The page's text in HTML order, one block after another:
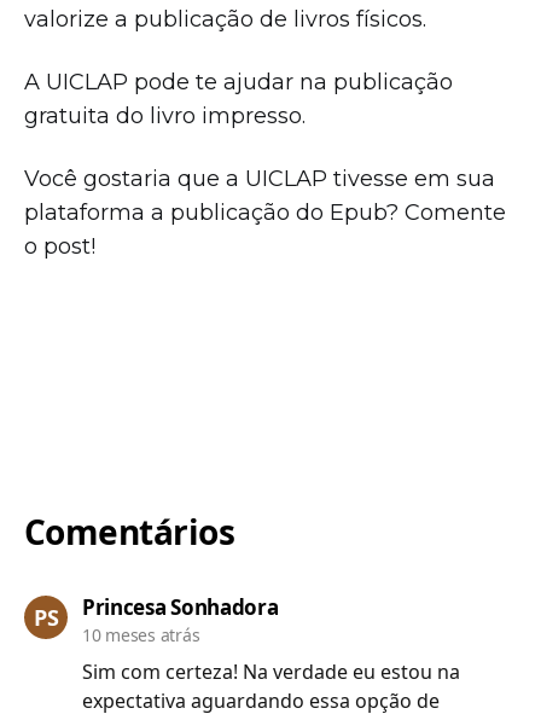
valorize a publicação de livros físicos.
A UICLAP pode te ajudar na publicação
gratuita do livro impresso.
Você gostaria que a UICLAP tivesse em sua
plataforma a publicação do Epub? Comente
o post!